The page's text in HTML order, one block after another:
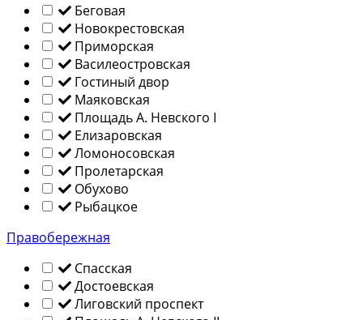
Беговая
Новокрестовская
Приморская
Василеостровская
Гостиный двор
Маяковская
Площадь А. Невского I
Елизаровская
Ломоносовская
Пролетарская
Обухово
Рыбацкое
Правобережная
Спасская
Достоевская
Лиговский проспект